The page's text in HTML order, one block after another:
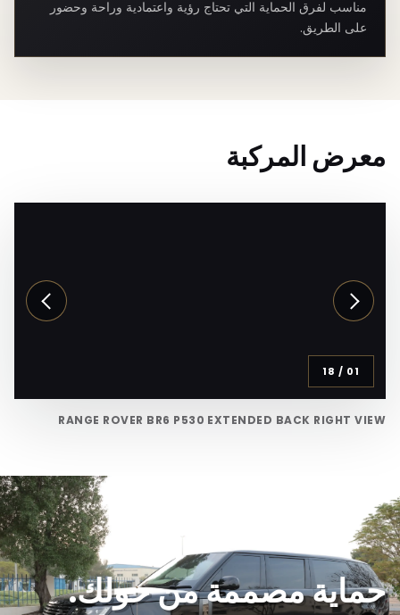
مناسب لفرق الحماية التي تحتاج رؤية واعتمادية وراحة وحضور
على الطريق.
معرض المركبة
01
/
18
RANGE ROVER BR6 P530 EXTENDED BACK RIGHT VIEW
حماية مصممة من حولك.